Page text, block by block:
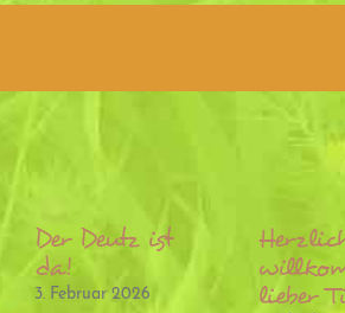
Der Deutz ist
da!
3. Februar 2026
lieber